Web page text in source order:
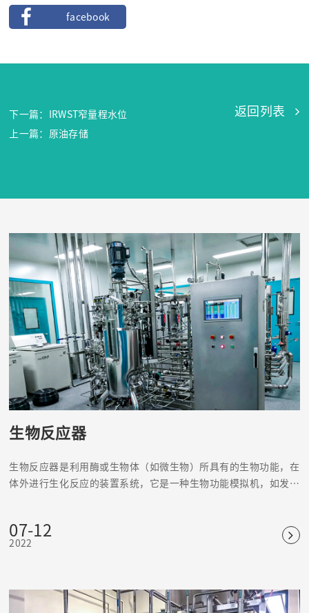
facebook
下一篇：IRWST窄量程水位
上一篇：原油存储
返回列表
生物反应器
生物反应器是利用酶或生物体（如微生物）所具有的生物功能，在
体外进行生化反应的装置系统，它是一种生物功能模拟机，如发酵
07-12
2022